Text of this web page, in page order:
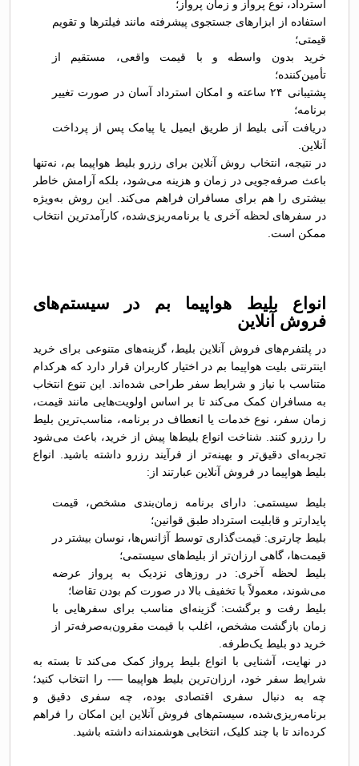
استرداد، نوع پرواز و زمان پرواز؛
استفاده از ابزارهای جستجوی پیشرفته مانند فیلترها و تقویم
قیمتی؛
خرید بدون واسطه و با قیمت واقعی، مستقیم از
تأمین‌کننده؛
پشتیبانی ۲۴ ساعته و امکان استرداد آسان در صورت تغییر
برنامه؛
دریافت آنی بلیط از طریق ایمیل یا پیامک پس از پرداخت
آنلاین.
در نتیجه، انتخاب روش آنلاین برای رزرو بلیط هواپیما بم، نه‌تنها
باعث صرفه‌جویی در زمان و هزینه می‌شود، بلکه آرامش خاطر
بیشتری را هم برای مسافران فراهم می‌کند. این روش به‌ویژه
در سفرهای لحظه آخری یا برنامه‌ریزی‌شده، کارآمدترین انتخاب
ممکن است.
انواع بلیط‌ هواپیما بم در سیستم‌های
فروش آنلاین
در پلتفرم‌های فروش آنلاین بلیط، گزینه‌های متنوعی برای خرید
اینترنتی بلیت هواپیما بم در اختیار کاربران قرار دارد که هرکدام
متناسب با نیاز و شرایط سفر طراحی شده‌اند. این تنوع انتخاب
به مسافران کمک می‌کند تا بر اساس اولویت‌هایی مانند قیمت،
زمان سفر، نوع خدمات یا انعطاف در برنامه، مناسب‌ترین بلیط
را رزرو کنند. شناخت انواع بلیط‌ها پیش از خرید، باعث می‌شود
تجربه‌ای دقیق‌تر و بهینه‌تر از فرآیند رزرو داشته باشید. انواع
بلیط هواپیما در فروش آنلاین عبارتند از:
بلیط سیستمی: دارای برنامه زمان‌بندی مشخص، قیمت
پایدارتر و قابلیت استرداد طبق قوانین؛
بلیط چارتری: قیمت‌گذاری توسط آژانس‌ها، نوسان بیشتر در
قیمت‌ها، گاهی ارزان‌تر از بلیط‌های سیستمی؛
بلیط لحظه آخری: در روزهای نزدیک به پرواز عرضه
می‌شوند، معمولاً با تخفیف بالا در صورت کم بودن تقاضا؛
بلیط رفت و برگشت: گزینه‌ای مناسب برای سفرهایی با
زمان بازگشت مشخص، اغلب با قیمت مقرون‌به‌صرفه‌تر از
خرید دو بلیط یک‌طرفه.
در نهایت، آشنایی با انواع بلیط پرواز کمک می‌کند تا بسته به
شرایط سفر خود، ارزان‌ترین بلیط هواپیما —- را انتخاب کنید؛
چه به دنبال سفری اقتصادی بوده، چه سفری دقیق و
برنامه‌ریزی‌شده، سیستم‌های فروش آنلاین این امکان را فراهم
کرده‌اند تا با چند کلیک، انتخابی هوشمندانه داشته باشید.